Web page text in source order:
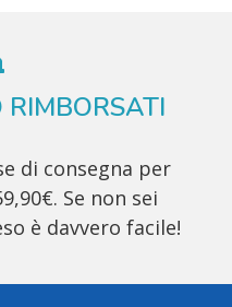
di consegna per
Se non sei
è davvero facile!